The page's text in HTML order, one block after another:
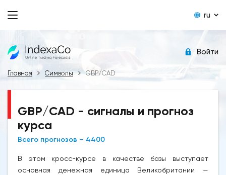
ru
Войти
Главная Символы GBP/CAD
GBP/CAD - сигналы и прогноз
курса
Всего прогнозов – 4400
В этом кросс-курсе в качестве базы выступает
основная денежная единица Великобритании —